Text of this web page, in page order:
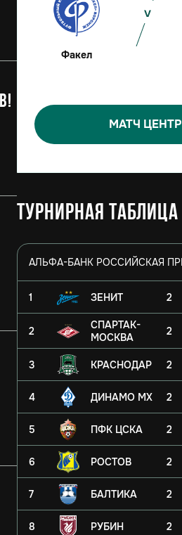
Факел
МАТЧ ЦЕНТР
Турнирная таблица
1 ЗЕНИТ 2
2
СПАРТАК-
МОСКВА
2
3 КРАСНОДАР 2
4 ДИНАМО МХ 2
5 ПФК ЦСКА 2
6 РОСТОВ 2
7 БАЛТИКА 2
8 РУБИН 2